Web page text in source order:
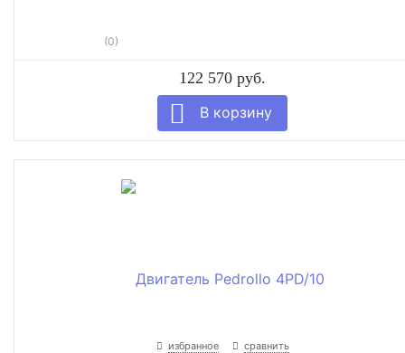
(0)
122 570 руб.
избранное сравнить